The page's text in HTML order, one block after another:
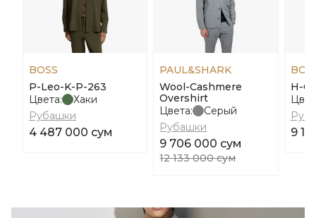
BOSS
P-Leo-K-P-263
Цвета:
Хаки
Рубашки
4 487 000 сум
PAUL&SHARK
Wool-Cashmere
Overshirt
Цвета:
Серый
Рубашки
9 706 000 сум
12 133 000 сум
H-
9